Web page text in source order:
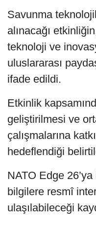
Savunma
alınacağı
teknoloji ve
uluslararası
ifade edildi.
Etkinlik
geliştirilmesi ve
çalışmalarına
hedeflendiği
NATO Edge
bilgilere resmî
ulaşılabileceği